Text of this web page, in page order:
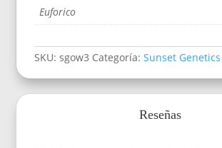
Euforico
SKU:sgow3 Categoría:Sunset Genetics
Reseñas